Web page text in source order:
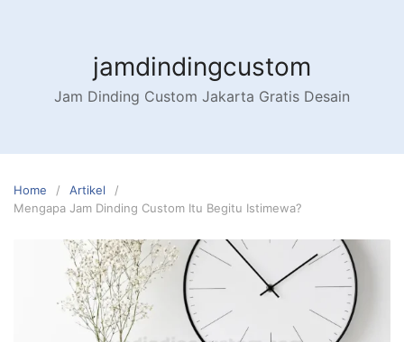
jamdindingcustom
Jam Dinding Custom Jakarta Gratis Desain
Home
Artikel
Mengapa Jam Dinding Custom Itu Begitu Istimewa?